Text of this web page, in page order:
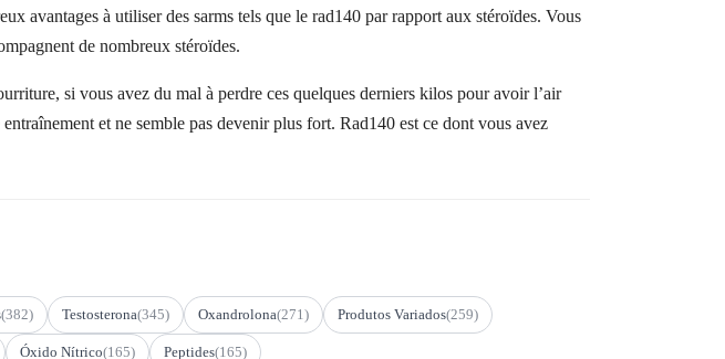
avantages à utiliser des sarms tels que le rad140 par rapport aux stéroïdes. Vous
de nombreux stéroïdes.
si vous avez du mal à perdre ces quelques derniers kilos pour avoir l’air
et ne semble pas devenir plus fort. Rad140 est ce dont vous avez
(382) Testosterona(345) Oxandrolona(271) Produtos Variados(259)
Óxido Nítrico(165) Peptides(165)